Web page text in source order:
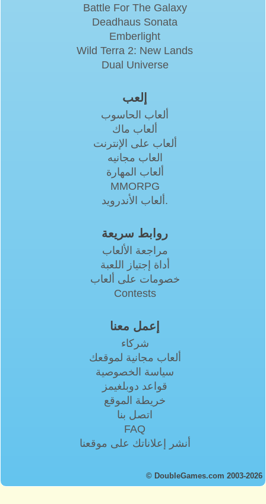
Battle For The Galaxy
Deadhaus Sonata
Emberlight
Wild Terra 2: New Lands
Dual Universe
إلعب
ألعاب الحاسوب
ألعاب ماك
ألعاب على الإنترنت
العاب مجانيه
ألعاب المهارة
MMORPG
ألعاب الأندرويد.
روابط سريعة
مراجعة الألعاب
أداة إجتياز اللعبة
خصومات على ألعاب
Contests
إعمل معنا
شركاء
ألعاب مجانية لموقعك
سياسة الخصوصية
قواعد دوبلغيمز
خريطة الموقع
اتصل بنا
FAQ
أنشر إعلاناتك على موقعنا
© DoubleGames.com 2003-2026